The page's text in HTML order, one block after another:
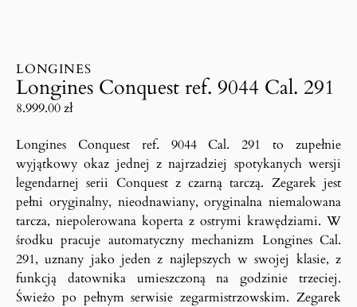
LONGINES
Longines Conquest ref. 9044 Cal. 291
8.999.00zł
Longines Conquest ref. 9044 Cal. 291 to zupełnie
wyjątkowy okaz jednej z najrzadziej spotykanych wersji
legendarnej serii Conquest z czarną tarczą. Zegarek jest
pełni oryginalny, nieodnawiany, oryginalna niemalowana
tarcza, niepolerowana koperta z ostrymi krawędziami. W
środku pracuje automatyczny mechanizm Longines Cal.
291, uznany jako jeden z najlepszych w swojej klasie, z
funkcją datownika umieszczoną na godzinie trzeciej.
Świeżo po pełnym serwisie zegarmistrzowskim. Zegarek